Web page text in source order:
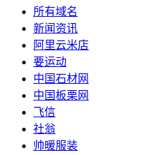
所有域名
新闻资讯
阿里云米店
要运动
中国石材网
中国板栗网
飞信
社翁
帅暖服装